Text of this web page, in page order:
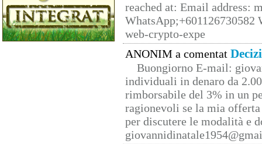
reached at: Email address:
web-crypto-expe
ANONIM a comentat
Buongiorno E-mail:
individuali in denaro da
rimborsabile del 3% in un
ragionevoli se la mia
per discutere le modalità e